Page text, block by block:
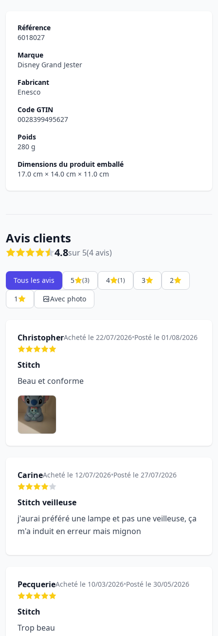
Référence
6018027
Marque
Disney Grand Jester
Fabricant
Enesco
Code GTIN
0028399495627
Poids
280 g
Dimensions du produit emballé
17.0 cm × 14.0 cm × 11.0 cm
Avis clients
4.8sur 5(4 avis)
Tous les avis 5 (3) 4 (1) 3
2
1
Avec photo
ChristopherAcheté le 22/07/2026•Posté le 01/08/2026
Stitch
Beau et conforme
CarineAcheté le 12/07/2026•Posté le 27/07/2026
Stitch veilleuse
j'aurai préféré une lampe et pas une veilleuse, ça
m'a induit en erreur mais mignon
PecquerieAcheté le 10/03/2026•Posté le 30/05/2026
Stitch
Trop beau